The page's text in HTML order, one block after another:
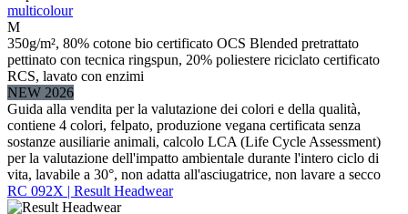
multicolour
M
350g/m², 80% cotone bio certificato OCS Blended pretrattato
pettinato con tecnica ringspun, 20% poliestere riciclato certificato
RCS, lavato con enzimi
NEW 2026
Guida alla vendita per la valutazione dei colori e della qualità,
contiene 4 colori, felpato, produzione vegana certificata senza
sostanze ausiliarie animali, calcolo LCA (Life Cycle Assessment)
per la valutazione dell'impatto ambientale durante l'intero ciclo di
vita, lavabile a 30°, non adatta all'asciugatrice, non lavare a secco
RC 092X | Result Headwear